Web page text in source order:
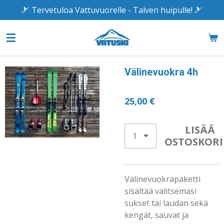
Siirry
pääsisältöön
🎿 Tervetuloa Vattuvuorelle - Talven huipulle! 🎿
Välinevuokra 4h
25,00 €
LISÄÄ
Välinevuokrapaketti
sisältää valitsemasi
sukset tai laudan sekä
kengät, sauvat ja